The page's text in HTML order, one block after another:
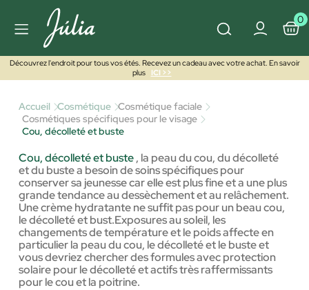
0
Découvrez l'endroit pour tous vos étés. Recevez un cadeau avec votre achat. En savoir
plus
ICI >>
Accueil Cosmétique Cosmétique faciale
Cosmétiques spécifiques pour le visage
Cou, décolleté et buste
Cou, décolleté et buste, la peau du cou, du décolleté
et du buste a besoin de soins spécifiques pour
conserver sa jeunesse car elle est plus fine et a une plus
grande tendance au dessèchement et au relâchement.
Une crème hydratante ne suffit pas pour un beau cou,
le décolleté et bust.Exposures au soleil, les
changements de température et le poids affecte en
particulier la peau du cou, le décolleté et le buste et
vous devriez chercher des formules avec protection
solaire pour le décolleté et actifs très raffermissants
pour le cou et la poitrine.